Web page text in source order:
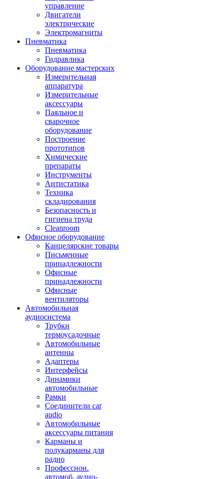
управление
Двигатели
электрические
Электромагниты
Пневматика
Пневматика
Гидравлика
Оборудование мастерских
Измерительная
аппаратура
Измерительные
аксессуары
Паяльное и
сварочное
оборудование
Построение
прототипов
Химические
препараты
Инструменты
Aнтистатика
Техника
складирования
Безопасность и
гигиена труда
Cleanroom
Офисное оборудование
Канцелярские товары
Письменные
принадлежности
Офисные
принадлежности
Офисные
вентиляторы
Автомобильная
аудиосистема
Трубки
термоусадочные
Автомобильные
антенны
Адаптеры
Интерфейсы
Динамики
автомобильные
Рамки
Соединители car
audio
Автомобильные
аксессуары питания
Карманы и
полукарманы для
радио
Профессион.
автомоб. аудио-